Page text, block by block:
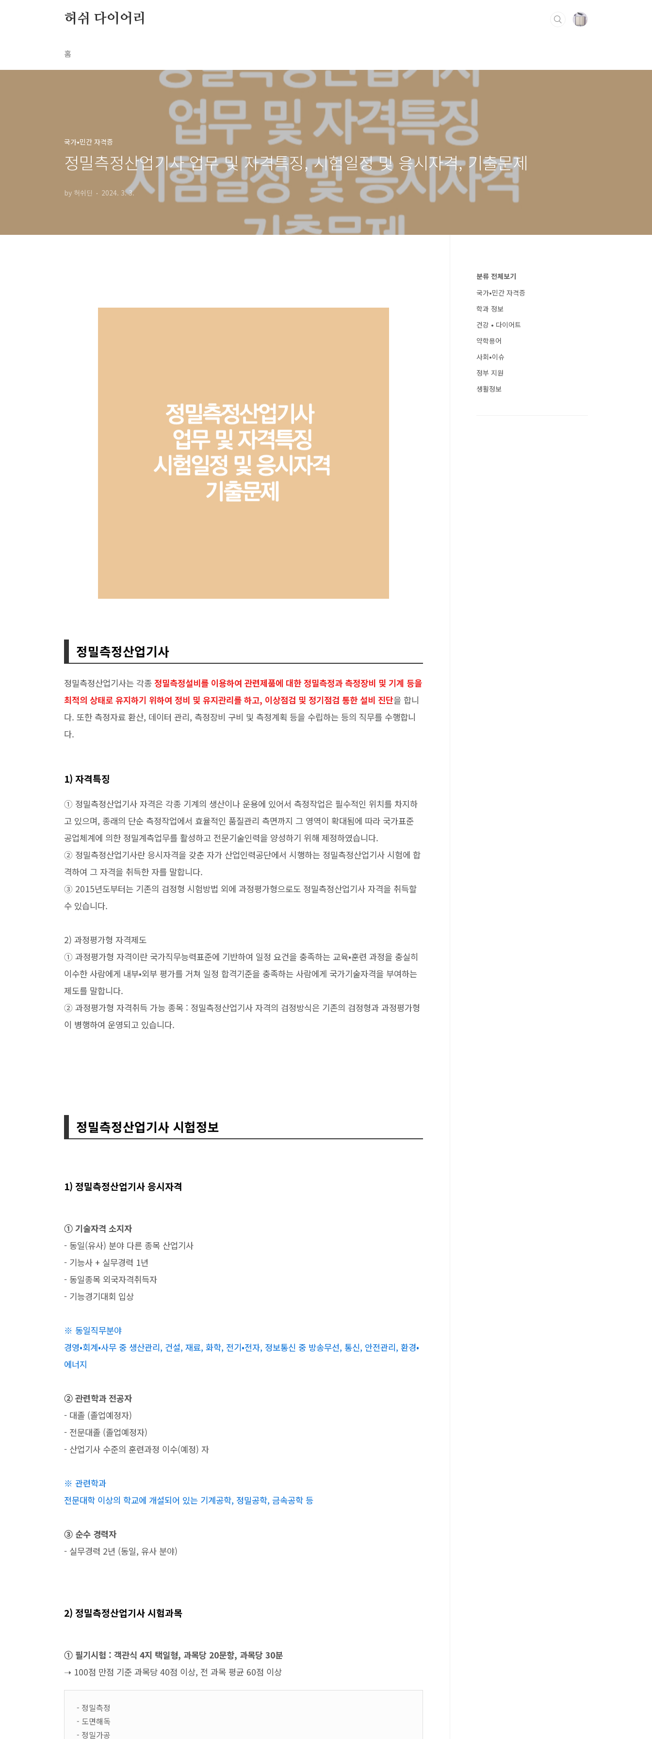
허쉬 다이어리
홈
국가•민간 자격증
정밀측정산업기사 업무 및 자격특징, 시험일정 및 응시자격, 기출문제
by 허쉬딘 2024. 3. 3.
정밀측정산업기사
정밀측정산업기사는 각종 정밀측정설비를 이용하여 관련제품에 대한 정밀측정과 측정장비 및 기계 등을
최적의 상태로 유지하기 위하여 정비 및 유지관리를 하고, 이상점검 및 정기점검 통한 설비 진단을 합니
다. 또한 측정자료 환산, 데이터 관리, 측정장비 구비 및 측정계획 등을 수립하는 등의 직무를 수행합니
다.
1) 자격특징
➀ 정밀측정산업기사 자격은 각종 기계의 생산이나 운용에 있어서 측정작업은 필수적인 위치를 차지하
고 있으며, 종래의 단순 측정작업에서 효율적인 품질관리 측면까지 그 영역이 확대됨에 따라 국가표준
공업체계에 의한 정밀계측업무를 활성하고 전문기술인력을 양성하기 위해 제정하였습니다.
➁ 정밀측정산업기사란 응시자격을 갖춘 자가 산업인력공단에서 시행하는 정밀측정산업기사 시험에 합
격하여 그 자격을 취득한 자를 말합니다.
➂ 2015년도부터는 기존의 검정형 시험방법 외에 과정평가형으로도 정밀측정산업기사 자격을 취득할
수 있습니다.
2) 과정평가형 자격제도
➀ 과정평가형 자격이란 국가직무능력표준에 기반하여 일정 요건을 충족하는 교육•훈련 과정을 충실히
이수한 사람에게 내부•외부 평가를 거쳐 일정 합격기준을 충족하는 사람에게 국가기술자격을 부여하는
제도를 말합니다.
➁ 과정평가형 자격취득 가능 종목 : 정밀측정산업기사 자격의 검정방식은 기존의 검정형과 과정평가형
이 병행하여 운영되고 있습니다.
정밀측정산업기사 시험정보
1) 정밀측정산업기사 응시자격
➀ 기술자격 소지자
- 동일(유사) 분야 다른 종목 산업기사
- 기능사 + 실무경력 1년
- 동일종목 외국자격취득자
- 기능경기대회 입상
※ 동일직무분야
경영•회계•사무 중 생산관리, 건설, 재료, 화학, 전기•전자, 정보통신 중 방송무선, 통신, 안전관리, 환경•
에너지
➁ 관련학과 전공자
- 대졸 (졸업예정자)
- 전문대졸 (졸업예정자)
- 산업기사 수준의 훈련과정 이수(예정) 자
※ 관련학과
전문대학 이상의 학교에 개설되어 있는 기계공학, 정밀공학, 금속공학 등
➂ 순수 경력자
- 실무경력 2년 (동일, 유사 분야)
2) 정밀측정산업기사 시험과목
➀ 필기시험 : 객관식 4지 택일형, 과목당 20문항, 과목당 30분
➝ 100점 만점 기준 과목당 40점 이상, 전 과목 평균 60점 이상
- 정밀측정
- 도면해독
- 정밀가공
분류 전체보기
국가•민간 자격증
학과 정보
건강 • 다이어트
약학용어
사회•이슈
정부 지원
생활정보